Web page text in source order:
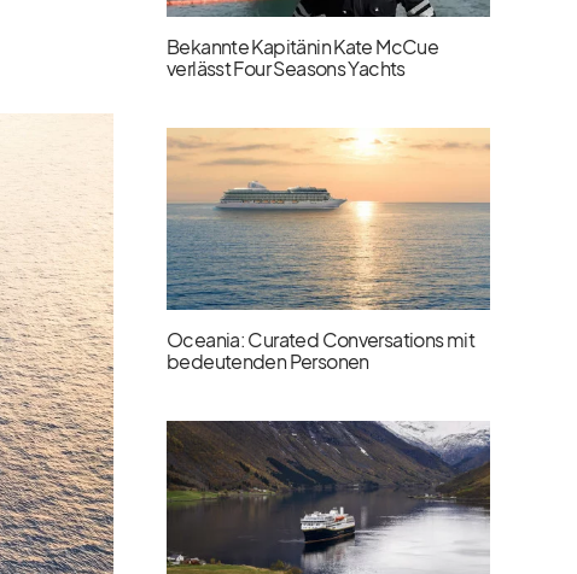
Bekannte Kapitänin Kate McCue
verlässt Four Seasons Yachts
Oceania: Curated Conversations mit
bedeutenden Personen